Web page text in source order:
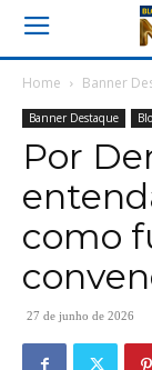
Home Banner
Banner Destaque
Por
como
27 de junho de 2026